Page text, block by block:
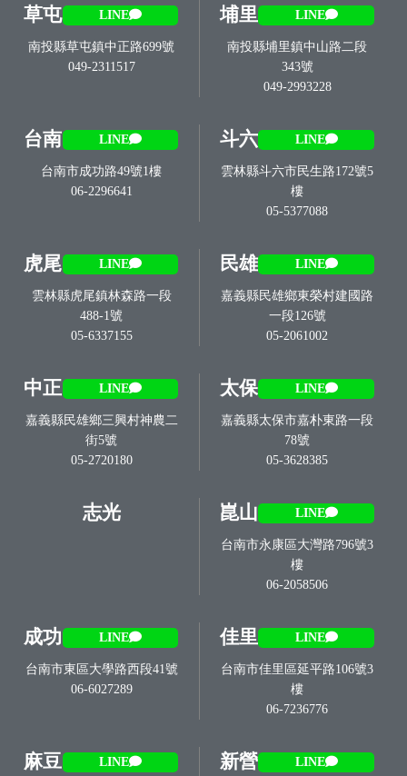
草屯 LINE
南投縣草屯鎮中正路699號
049-2311517
埔里 LINE
南投縣埔里鎮中山路二段
343號
049-2993228
台南 LINE
台南市成功路49號1樓
06-2296641
斗六 LINE
雲林縣斗六市民生路172號5
樓
05-5377088
虎尾 LINE
雲林縣虎尾鎮林森路一段
488-1號
05-6337155
民雄 LINE
嘉義縣民雄鄉東榮村建國路
一段126號
05-2061002
中正 LINE
嘉義縣民雄鄉三興村神農二
街5號
05-2720180
太保 LINE
嘉義縣太保市嘉朴東路一段
78號
05-3628385
志光 崑山 LINE
台南市永康區大灣路796號3
樓
06-2058506
成功 LINE
台南市東區大學路西段41號
06-6027289
佳里 LINE
台南市佳里區延平路106號3
樓
06-7236776
麻豆 LINE 新營 LINE